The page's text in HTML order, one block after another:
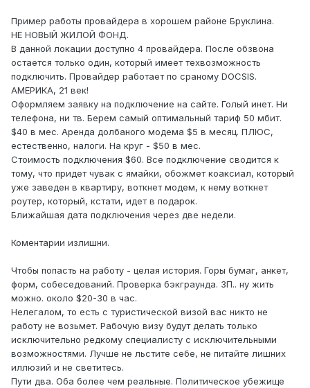
Пример работы провайдера в хорошем районе Бруклина.
НЕ НОВЫЙ ЖИЛОЙ ФОНД.
В данной локации доступно 4 провайдера. После обзвона
остается только один, который имеет техвозможность
подключить. Провайдер работает по сраному DOCSIS.
АМЕРИКА, 21 век!
Оформляем заявку на подключение на сайте. Голый инет. Ни
телефона, ни тв. Берем самый оптимальный тариф 50 мбит.
$40 в мес. Аренда долбаного модема $5 в месяц. ПЛЮС,
естественно, налоги. На круг - $50 в мес.
Стоимость подключения $60. Все подключение сводится к
тому, что придет чувак с ямайки, обожмет коаксиал, который
уже заведен в квартиру, воткнет модем, к нему воткнет
роутер, который, кстати, идет в подарок.
Ближайшая дата подключения через две недели.
Коментарии излишни.
Чтобы попасть на работу - целая история. Горы бумаг, анкет,
форм, собеседований. Проверка бэкграунда. ЗП.. ну жить
можно. около $20-30 в час.
Нелегалом, то есть с туристической визой вас никто не
работу не возьмет. Рабочую визу будут делать только
исключительно редкому специалисту с исключительными
возможностями. Лучше не льстите себе, не питайте лишних
иллюзий и не светитесь.
Пути два. Оба более чем реальные. Политическое убежище